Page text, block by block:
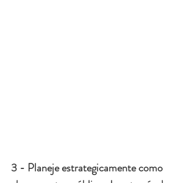
3 - Planeje estrategicamente como